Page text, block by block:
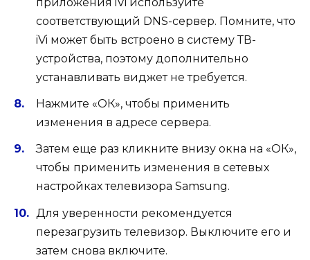
соответствующий DNS-сервер. Помните, что
iVi может быть встроено в систему ТВ-
устройства, поэтому дополнительно
устанавливать виджет не требуется.
Нажмите «ОК», чтобы применить
изменения в адресе сервера.
Затем еще раз кликните внизу окна на «ОК»,
чтобы применить изменения в сетевых
настройках телевизора Samsung.
Для уверенности рекомендуется
перезагрузить телевизор. Выключите его и
затем снова включите.